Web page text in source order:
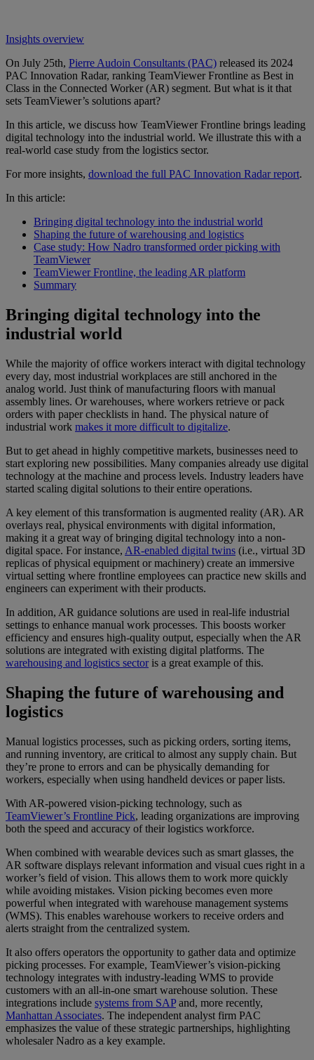
Insights overview
On July 25th, Pierre Audoin Consultants (PAC) released its 2024
PAC Innovation Radar, ranking TeamViewer Frontline as Best in
Class in the Connected Worker (AR) segment. But what is it that
sets TeamViewer’s solutions apart?
In this article, we discuss how TeamViewer Frontline brings leading
digital technology into the industrial world. We illustrate this with a
real-world case study from the logistics sector.
For more insights, download the full PAC Innovation Radar report.
In this article:
Bringing digital technology into the industrial world
Shaping the future of warehousing and logistics
Case study: How Nadro transformed order picking with
TeamViewer
TeamViewer Frontline, the leading AR platform
Summary
Bringing digital technology into the
industrial world
While the majority of office workers interact with digital technology
every day, most industrial workplaces are still anchored in the
analog world. Just think of manufacturing floors with manual
assembly lines. Or warehouses, where workers retrieve or pack
orders with paper checklists in hand. The physical nature of
industrial work makes it more difficult to digitalize.
But to get ahead in highly competitive markets, businesses need to
start exploring new possibilities. Many companies already use digital
technology at the machine and process levels. Industry leaders have
started scaling digital solutions to their entire operations.
A key element of this transformation is augmented reality (AR). AR
overlays real, physical environments with digital information,
making it a great way of bringing digital technology into a non-
digital space. For instance, AR-enabled digital twins (i.e., virtual 3D
replicas of physical equipment or machinery) create an immersive
virtual setting where frontline employees can practice new skills and
engineers can experiment with their products.
In addition, AR guidance solutions are used in real-life industrial
settings to enhance manual work processes. This boosts worker
efficiency and ensures high-quality output, especially when the AR
solutions are integrated with existing digital platforms. The
warehousing and logistics sectoris a great example of this.
Shaping the future of warehousing and
logistics
Manual logistics processes, such as picking orders, sorting items,
and running inventory, are critical to almost any supply chain. But
they’re prone to errors and can be physically demanding for
workers, especially when using handheld devices or paper lists.
With AR-powered vision-picking technology, such as
TeamViewer’s Frontline Pick, leading organizations are improving
both the speed and accuracy of their logistics workforce.
When combined with wearable devices such as smart glasses, the
AR software displays relevant information and visual cues right in a
worker’s field of vision. This allows them to work more quickly
while avoiding mistakes. Vision picking becomes even more
powerful when integrated with warehouse management systems
(WMS). This enables warehouse workers to receive orders and
alerts straight from the centralized system.
It also offers operators the opportunity to gather data and optimize
picking processes. For example, TeamViewer’s vision-picking
technology integrates with industry-leading WMS to provide
customers with an all-in-one smart warehouse solution. These
integrations include systems from SAPand, more recently,
Manhattan Associates. The independent analyst firm PAC
emphasizes the value of these strategic partnerships, highlighting
wholesaler Nadro as a key example.